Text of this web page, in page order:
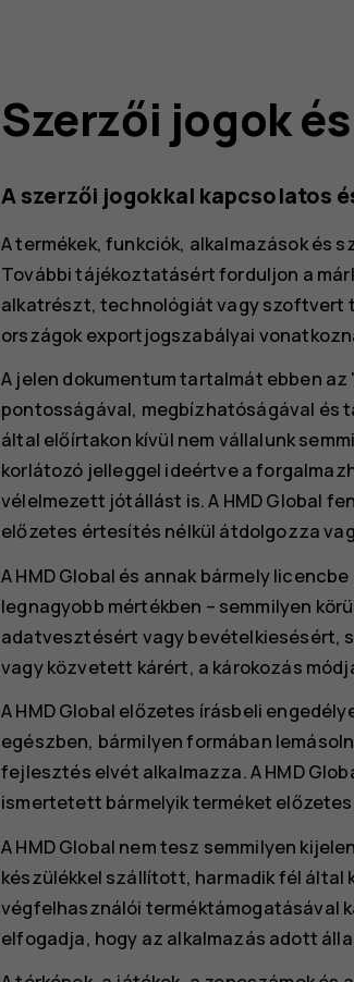
Szerzői jogok
A szerzői jogokkal kapcsolatos
A termékek, funkciók, alkalmazások és
További tájékoztatásért forduljon a
alkatrészt, technológiát vagy szoftvert
országok exportjogszabályai
A jelen dokumentum tartalmát ebben
pontosságával, megbízhatóságával és
által előírtakon kívül nem vállalunk
korlátozó jelleggel ideértve a
vélelmezett jótállást is. A HMD Global
előzetes értesítés nélkül átdolgozza
A HMD Global és annak bármely
legnagyobb mértékben – semmilyen
adatvesztésért vagy bevételkiesésért,
vagy közvetett kárért, a károkozás
A HMD Global előzetes írásbeli
egészben, bármilyen formában
fejlesztés elvét alkalmazza. A HMD
ismertetett bármelyik terméket
A HMD Global nem tesz semmilyen
készülékkel szállított, harmadik fél
végfelhasználói terméktámogatásával
elfogadja, hogy az alkalmazás adott